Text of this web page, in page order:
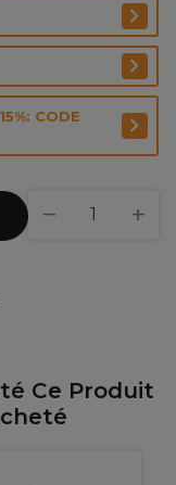
CODE
Ce Produit